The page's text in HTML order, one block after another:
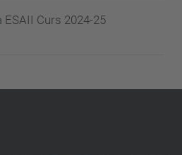
Curs 2024-25